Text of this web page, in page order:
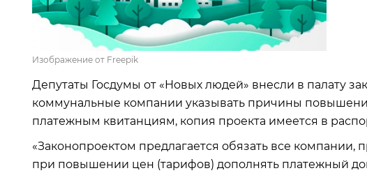
Изображение от Freepik
Депутаты Госдумы от «Новых людей» внесли в палату
коммунальные компании указывать причины
платежным квитанциям, копия проекта имеется в
«Законопроектом предлагается обязать все
при повышении цен (тарифов) дополнять платежный